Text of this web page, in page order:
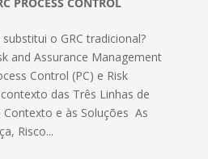
PROCESS CONTROL
o GRC tradicional?
and Assurance Management
Control (PC) e Risk
das Três Linhas de
e às Soluções As
Risco...